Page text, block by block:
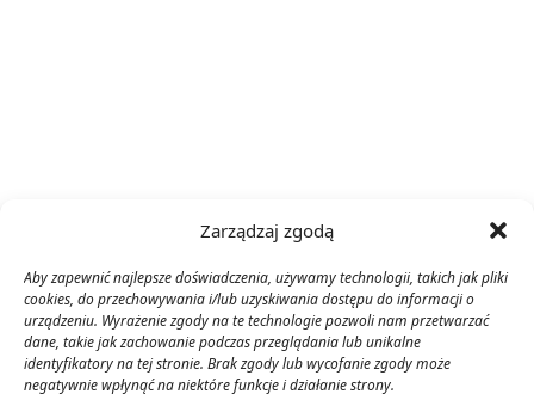
Zarządzaj zgodą
Aby zapewnić najlepsze doświadczenia, używamy technologii, takich jak pliki
cookies, do przechowywania i/lub uzyskiwania dostępu do informacji o
urządzeniu. Wyrażenie zgody na te technologie pozwoli nam przetwarzać
dane, takie jak zachowanie podczas przeglądania lub unikalne
identyfikatory na tej stronie. Brak zgody lub wycofanie zgody może
negatywnie wpłynąć na niektóre funkcje i działanie strony.